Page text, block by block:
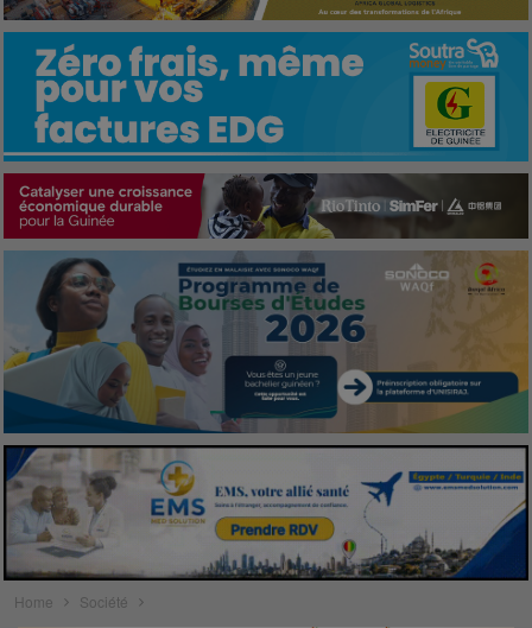
Home Société